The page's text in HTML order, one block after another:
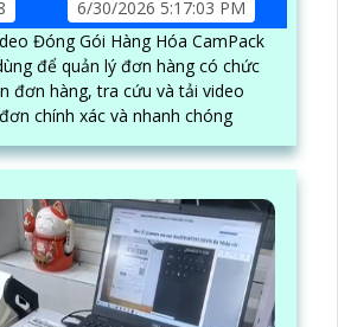
6/30/2026 5:17:03 PM
Đóng Gói Hàng Hóa CamPack
để quản lý đơn hàng có chức
đơn hàng, tra cứu và tải video
chính xác và nhanh chóng